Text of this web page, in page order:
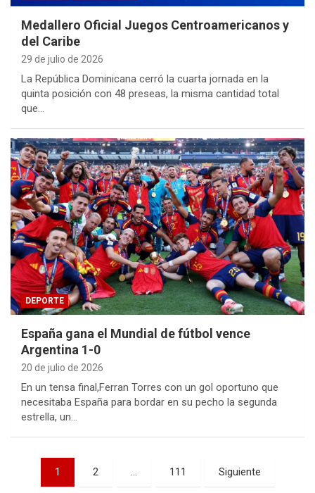
Medallero Oficial Juegos Centroamericanos y
del Caribe
29 de julio de 2026
La República Dominicana cerró la cuarta jornada en la
quinta posición con 48 preseas, la misma cantidad total
que…
DEPORTE
España gana el Mundial de fútbol vence
Argentina 1-0
20 de julio de 2026
En un tensa final,Ferran Torres con un gol oportuno que
necesitaba España para bordar en su pecho la segunda
estrella, un…
Paginación
1 2 … 111 Siguiente